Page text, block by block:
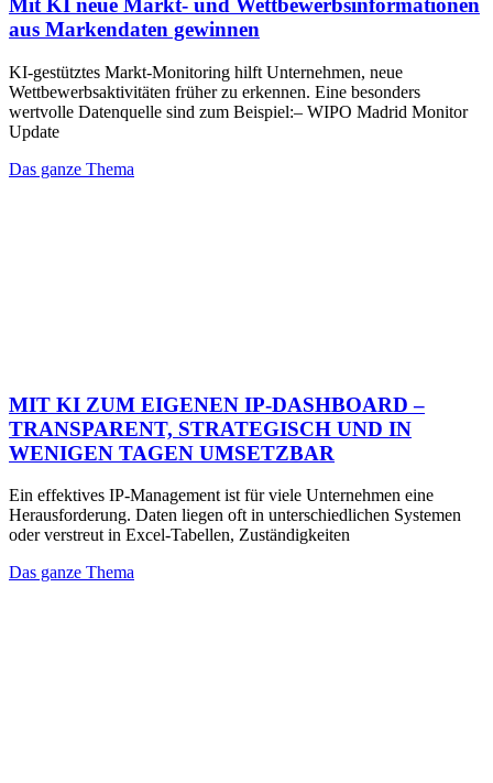
Mit KI neue Markt- und Wettbewerbsinformationen
aus Markendaten gewinnen
KI-gestütztes Markt-Monitoring hilft Unternehmen, neue
Wettbewerbsaktivitäten früher zu erkennen. Eine besonders
wertvolle Datenquelle sind zum Beispiel:– WIPO Madrid Monitor
Update
Das ganze Thema
MIT KI ZUM EIGENEN IP-DASHBOARD –
TRANSPARENT, STRATEGISCH UND IN
WENIGEN TAGEN UMSETZBAR
Ein effektives IP-Management ist für viele Unternehmen eine
Herausforderung. Daten liegen oft in unterschiedlichen Systemen
oder verstreut in Excel-Tabellen, Zuständigkeiten
Das ganze Thema